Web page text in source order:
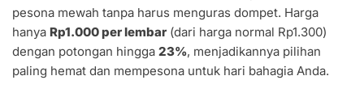
pesona mewah tanpa harus menguras dompet. Harga
hanya Rp1.000 per lembar (dari harga normal Rp1.300)
dengan potongan hingga 23%, menjadikannya pilihan
paling hemat dan mempesona untuk hari bahagia Anda.